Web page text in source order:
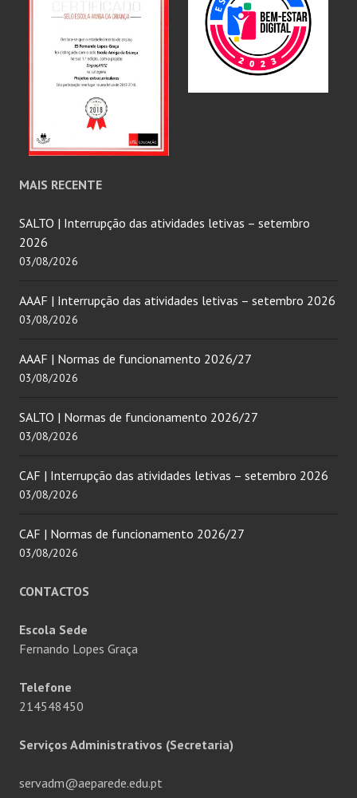
MAIS RECENTE
SALTO | Interrupção das atividades letivas – setembro
2026
03/08/2026
AAAF | Interrupção das atividades letivas – setembro 2026
03/08/2026
AAAF | Normas de funcionamento 2026/27
03/08/2026
SALTO | Normas de funcionamento 2026/27
03/08/2026
CAF | Interrupção das atividades letivas – setembro 2026
03/08/2026
CAF | Normas de funcionamento 2026/27
03/08/2026
CONTACTOS
Escola Sede
Fernando Lopes Graça
Telefone
214548450
Serviços Administrativos (Secretaria)
servadm@aeparede.edu.pt